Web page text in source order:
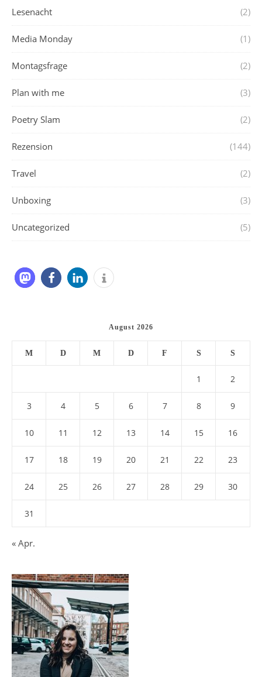
Lesenacht (2)
Media Monday (1)
Montagsfrage (2)
Plan with me (3)
Poetry Slam (2)
Rezension (144)
Travel (2)
Unboxing (3)
Uncategorized (5)
August 2026
M D M D F S S
1 2
3 4 5 6 7 8 9
10 11 12 13 14 15 16
17 18 19 20 21 22 23
24 25 26 27 28 29 30
31
« Apr.